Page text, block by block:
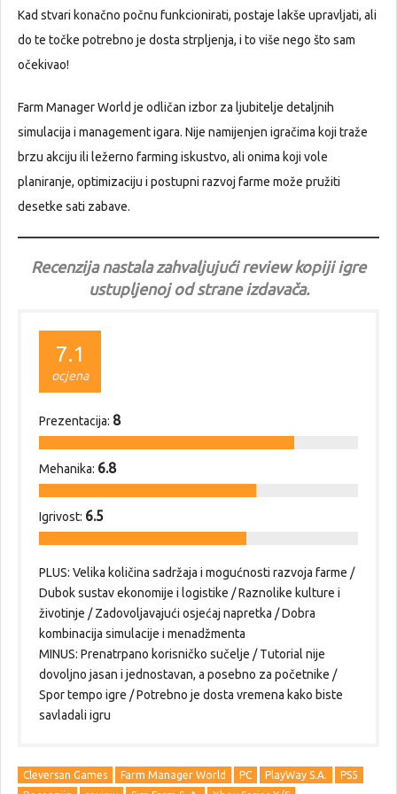
Kad stvari konačno počnu funkcionirati, postaje lakše upravljati, ali
do te točke potrebno je dosta strpljenja, i to više nego što sam
očekivao!
Farm Manager World je odličan izbor za ljubitelje detaljnih
simulacija i management igara. Nije namijenjen igračima koji traže
brzu akciju ili ležerno farming iskustvo, ali onima koji vole
planiranje, optimizaciju i postupni razvoj farme može pružiti
desetke sati zabave.
Recenzija nastala zahvaljujući review kopiji igre
ustupljenoj od strane izdavača.
7.1
ocjena
Prezentacija: 8
Mehanika: 6.8
Igrivost: 6.5
PLUS: Velika količina sadržaja i mogućnosti razvoja farme /
Dubok sustav ekonomije i logistike / Raznolike kulture i
životinje / Zadovoljavajući osjećaj napretka / Dobra
kombinacija simulacije i menadžmenta
MINUS: Prenatrpano korisničko sučelje / Tutorial nije
dovoljno jasan i jednostavan, a posebno za početnike /
Spor tempo igre / Potrebno je dosta vremena kako biste
savladali igru
Cleversan Games Farm Manager World PC PlayWay S.A.
PS5